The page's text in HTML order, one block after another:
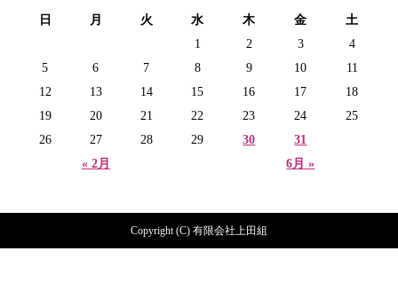
日 月 火 水 木 金 土
« 2月 6月 »
1 2 3
4
5
6 7 8 9 10
11
12
13 14 15 16 17
18
19
20 21 22 23 24
25
26
27 28 29 30 31
Copyright (C) 有限会社上田組